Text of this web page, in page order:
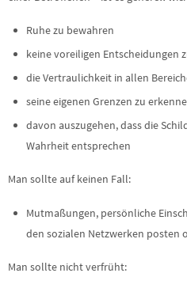
Ruhe zu bewahren
keine voreiligen Entscheidungen
die Vertraulichkeit in allen
seine eigenen Grenzen zu
davon auszugehen, dass die
Wahrheit entsprechen
Man sollte auf keinen Fall:
Mutmaßungen, persönliche
den sozialen Netzwerken posten
Man sollte nicht verfrüht: